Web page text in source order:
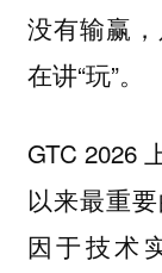
没有输赢
在讲“玩”。
GTC 2026
以来最重
因于技术